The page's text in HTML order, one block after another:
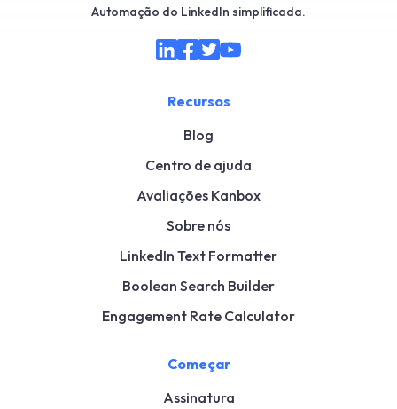
Automação do LinkedIn simplificada.
Recursos
Blog
Centro de ajuda
Avaliações Kanbox
Sobre nós
LinkedIn Text Formatter
Boolean Search Builder
Engagement Rate Calculator
Começar
Assinatura